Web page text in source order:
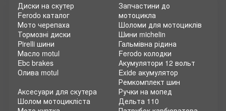
Диски на скутер
Ferodo каталог
Мото черепаха
Тормозні диски
Pirelli шини
Масло motul
Ebc brakes
Олива motul
Запчастини до
мотоцикла
Шоломи для мотоциклів
Шини michelin
Гальмівна рідина
Ferodo колодки
Акумулятори 12 вольт
Exide акумулятор
Ремкомплект шин
Аксесуари для скутера
Шолом мотоцикліста
Ручки на мопед
Дельта 110